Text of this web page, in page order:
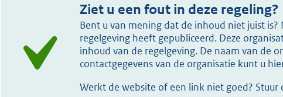
Ziet u een fout in deze regeling?
Bent u van mening dat de inhoud niet juist
regelgeving heeft gepubliceerd. Deze
inhoud van de regelgeving. De naam van de
contactgegevens van de organisatie kunt u
Werkt de website of een link niet goed? Stuur